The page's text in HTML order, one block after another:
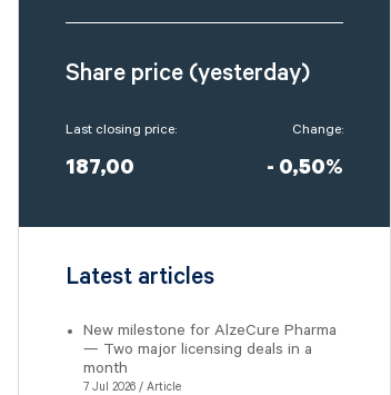
Share price (yesterday)
Last closing price:
187,00
Change:
- 0,50%
Latest articles
New milestone for AlzeCure Pharma
— Two major licensing deals in a
month
7 Jul 2026 / Article